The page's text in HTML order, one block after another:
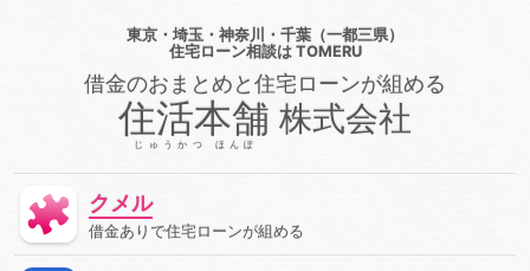
借金があってローン審査に通る方法
借金があって住宅ロ
借金があって住宅ローンに通る方法
借金があって住宅ローン審査に通る方
借金があって審査に通る
借金があって審査に通る方法
借金があって通る
停止条件 健康保険
催告の抗弁権
債務不履行 債務者 債権 債権者
債権者主義
先取特権 入札
書遺言
公示価格 公証人 公証役場 共有
内容証明郵
再生
利率
制度
厚生年金保険
原価法 原状回復義務
収益還元法
東京・埼玉・神奈川・千葉（一都三県）
住宅ローン相談は TOMERU
借金のおまとめと住宅ローンが組める
住活本舗
じゅうかつ ほんぽ
株式会社
クメル
借金ありで住宅ローンが組める